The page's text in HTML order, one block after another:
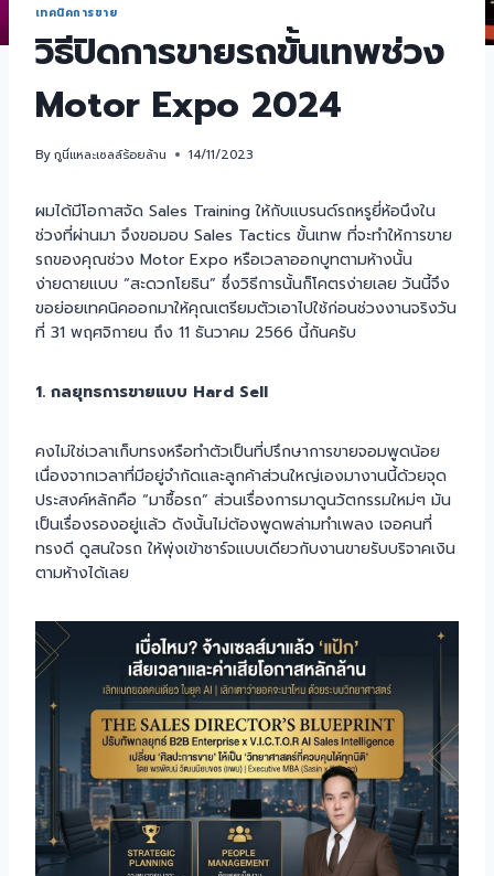
เทคนิคการขาย
วิธีปิดการขายรถขั้นเทพช่วง
Motor Expo 2024
Byกูนี่แหละเซลล์ร้อยล้าน 14/11/2023
ผมได้มีโอกาสจัด Sales Training ให้กับแบรนด์รถหรูยี่ห้อนึงใน
ช่วงที่ผ่านมา จึงขอมอบ Sales Tactics ขั้นเทพ ที่จะทำให้การขาย
รถของคุณช่วง Motor Expo หรือเวลาออกบูทตามห้างนั้น
ง่ายดายแบบ “สะดวกโยธิน” ซึ่งวิธีการนั้นก็โคตรง่ายเลย วันนี้จึง
ขอย่อยเทคนิคออกมาให้คุณเตรียมตัวเอาไปใช้ก่อนช่วงงานจริงวัน
ที่ 31 พฤศจิกายน ถึง 11 ธันวาคม 2566 นี้กันครับ
1. กลยุทธการขายแบบ Hard Sell
คงไม่ใช่เวลาเก็บทรงหรือทำตัวเป็นที่ปรึกษาการขายจอมพูดน้อย
เนื่องจากเวลาที่มีอยู่จำกัดและลูกค้าส่วนใหญ่เองมางานนี้ด้วยจุด
ประสงค์หลักคือ “มาซื้อรถ” ส่วนเรื่องการมาดูนวัตกรรมใหม่ๆ มัน
เป็นเรื่องรองอยู่แล้ว ดังนั้นไม่ต้องพูดพล่ามทำเพลง เจอคนที่
ทรงดี ดูสนใจรถ ให้พุ่งเข้าชาร์จแบบเดียวกับงานขายรับบริจาคเงิน
ตามห้างได้เลย